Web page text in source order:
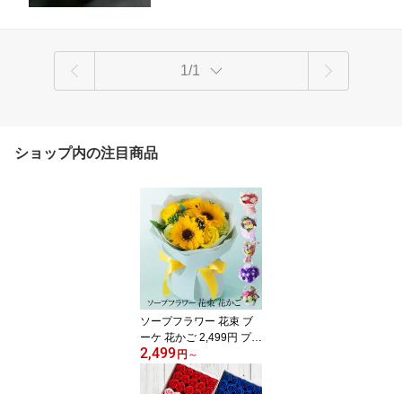
1/1
ショップ内の注目商品
ソープフラワー 花束 ブ
ーケ 花かご 2,499円 プレ
ゼント カーネーション
造花 枯れない花 おしゃ
れ かわいい 誕生日 お祝
2,499 円 ～